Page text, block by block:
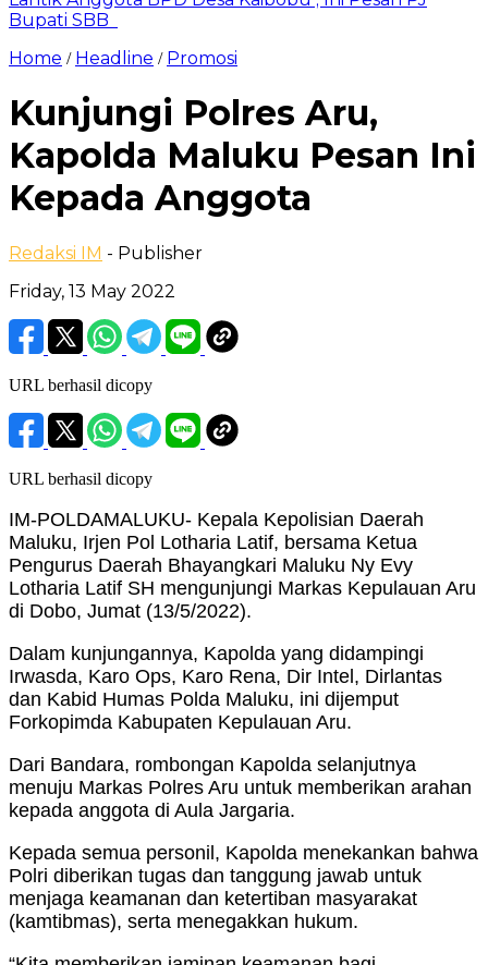
Bupati SBB
Home / Headline / Promosi
Kunjungi Polres Aru,
Kapolda Maluku Pesan Ini
Kepada Anggota
Redaksi IM - Publisher
Friday, 13 May 2022
URL berhasil dicopy
URL berhasil dicopy
IM-POLDAMALUKU- Kepala Kepolisian Daerah
Maluku, Irjen Pol Lotharia Latif, bersama Ketua
Pengurus Daerah Bhayangkari Maluku Ny Evy
Lotharia Latif SH mengunjungi Markas Kepulauan Aru
di Dobo, Jumat (13/5/2022).
Dalam kunjungannya, Kapolda yang didampingi
Irwasda, Karo Ops, Karo Rena, Dir Intel, Dirlantas
dan Kabid Humas Polda Maluku, ini dijemput
Forkopimda Kabupaten Kepulauan Aru.
Dari Bandara, rombongan Kapolda selanjutnya
menuju Markas Polres Aru untuk memberikan arahan
kepada anggota di Aula Jargaria.
Kepada semua personil, Kapolda menekankan bahwa
Polri diberikan tugas dan tanggung jawab untuk
menjaga keamanan dan ketertiban masyarakat
(kamtibmas), serta menegakkan hukum.